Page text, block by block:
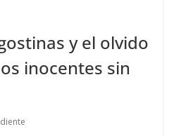
y el olvido
inocentes sin